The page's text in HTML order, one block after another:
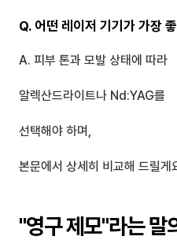
Q. 어떤 레이저 기기가 가장
A. 피부 톤과 모발 상태에 따라
알렉산드라이트나 Nd:YAG를
선택해야 하며,
본문에서 상세히 비교해 드릴게
"영구 제모"라는 말